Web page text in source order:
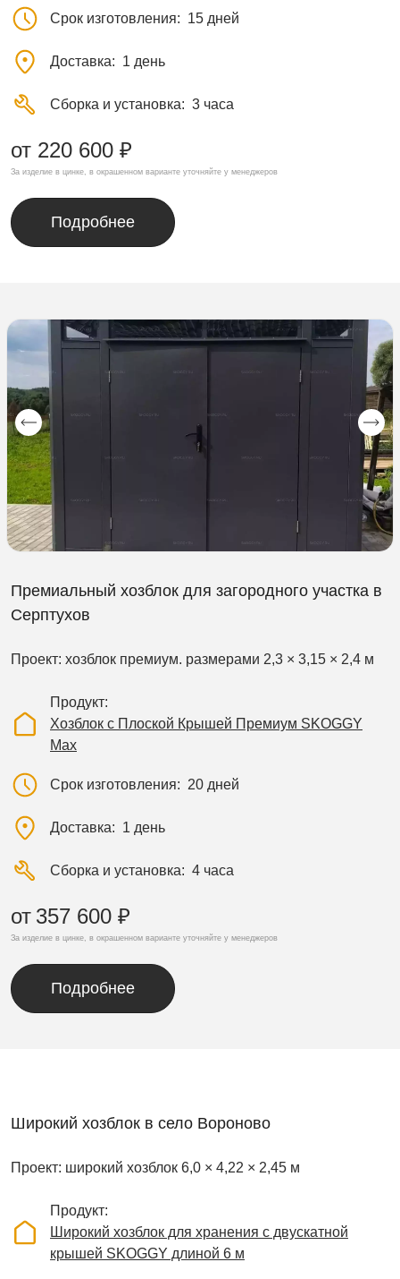
Срок изготовления 15 дней
Доставка 1 день
Сборка и установка 3 часа
от 220 600 ₽
За изделие в цинке, в окрашенном варианте уточняйте у менеджеров
Подробнее
Премиальный хозблок для загородного участка в
Серптухов
Проект: хозблок премиум. размерами 2,3 × 3,15 × 2,4 м
Продукт
Хозблок с Плоской Крышей Премиум SKOGGY
Max
Срок изготовления 20 дней
Доставка 1 день
Сборка и установка 4 часа
от 357 600 ₽
За изделие в цинке, в окрашенном варианте уточняйте у менеджеров
Подробнее
Широкий хозблок в село Вороново
Проект: широкий хозблок 6,0 × 4,22 × 2,45 м
Продукт
Широкий хозблок для хранения с двускатной
крышей SKOGGY длиной 6 м